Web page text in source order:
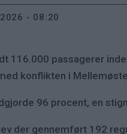
- 08:20
116.000 passagerer
konflikten i
96 procent, en
der gennemført 192